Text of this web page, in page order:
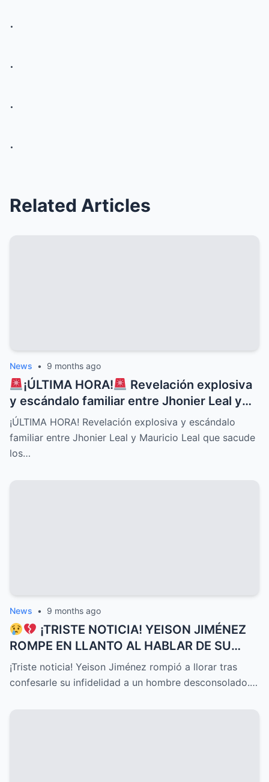
.
.
.
.
Related Articles
News • 9 months ago
¡ÚLTIMA HORA!
Revelación explosiva
y escándalo familiar entre Jhonier Leal y
Mauricio Leal que sacude los cimientos de
su historia personal, secretos ocultos y
conflictos desgarradores que nadie
¡ÚLTIMA HORA! Revelación explosiva y escándalo
familiar entre Jhonier Leal y Mauricio Leal que sacude
los…
News • 9 months ago
¡TRISTE NOTICIA! YEISON JIMÉNEZ
ROMPE EN LLANTO AL HABLAR DE SU
DELICADO ESTADO DE SALUD HOY, UNA
CONFESIÓN QUE HA CONMOVIDO A
¡Triste noticia! Yeison Jiménez rompió a llorar tras
confesarle su infidelidad a un hombre desconsolado.…